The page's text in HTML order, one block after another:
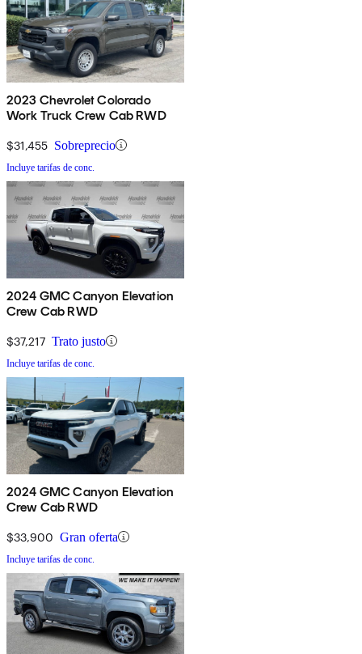
2023 Chevrolet Colorado
Work Truck Crew Cab RWD
$31,455 Sobreprecio
Incluye tarifas de conc.
2024 GMC Canyon Elevation
Crew Cab RWD
$37,217 Trato justo
Incluye tarifas de conc.
2024 GMC Canyon Elevation
Crew Cab RWD
$33,900 Gran oferta
Incluye tarifas de conc.